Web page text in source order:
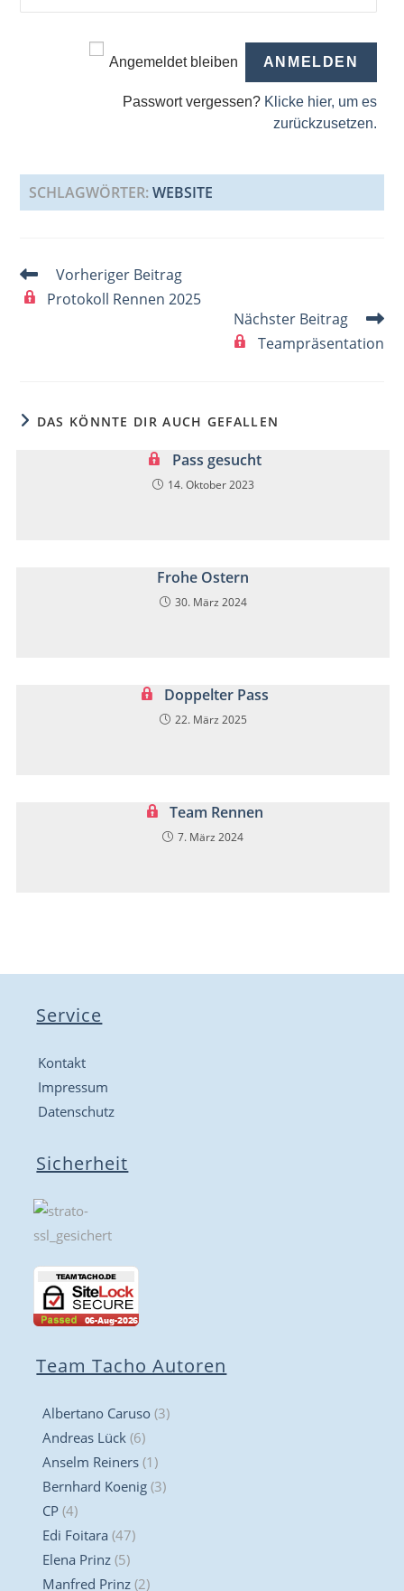
Angemeldet bleiben
Passwort vergessen? Klicke hier, um es
zurückzusetzen.
SCHLAGWÖRTER:WEBSITE
Weitere
Artikel
ansehen
Vorheriger Beitrag
Protokoll Rennen 2025
Nächster Beitrag
Teampräsentation
DAS KÖNNTE DIR AUCH GEFALLEN
Pass gesucht
14. Oktober 2023
Frohe Ostern
30. März 2024
Doppelter Pass
22. März 2025
Team Rennen
7. März 2024
Service
Kontakt
Impressum
Datenschutz
Sicherheit
Team Tacho Autoren
Albertano Caruso (3)
Andreas Lück (6)
Anselm Reiners (1)
Bernhard Koenig (3)
CP (4)
Edi Foitara (47)
Elena Prinz (5)
Manfred Prinz (2)